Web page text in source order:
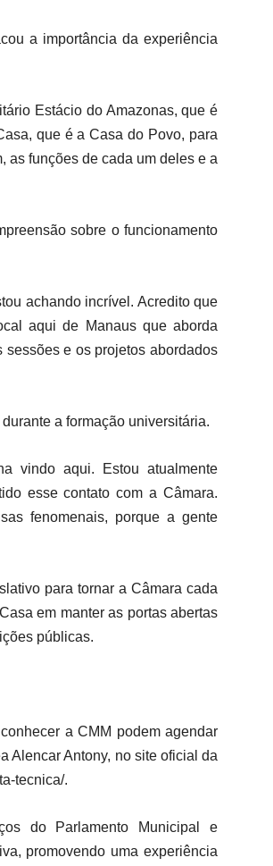
a importância da experiência
Estácio do Amazonas, que é
que é a Casa do Povo, para
as funções de cada um deles e a
sobre o funcionamento
achando incrível. Acredito que
aqui de Manaus que aborda
e os projetos abordados
a formação universitária.
vindo aqui. Estou atualmente
esse contato com a Câmara.
fenomenais, porque a gente
para tornar a Câmara cada
em manter as portas abertas
públicas.
a CMM podem agendar
Alencar Antony, no site oficial da
tecnica/.
do Parlamento Municipal e
promovendo uma experiência